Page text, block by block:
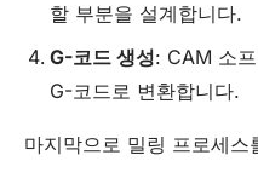
할 부분을 설계합니다.
G-코드 생성: CAM 소
G-코드로 변환합니다.
마지막으로 밀링 프로세스